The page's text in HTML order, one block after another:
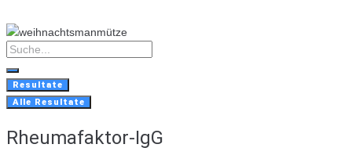
to
content
Search
...
Resultate
Alle Resultate
Rheumafaktor-IgG